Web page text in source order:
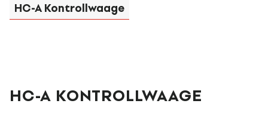
HC-A Kontrollwaage
HC-A KONTROLLWAAGE